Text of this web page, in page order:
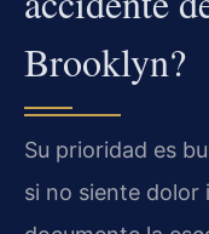
Brooklyn?
Su prioridad es
si no siente dolor